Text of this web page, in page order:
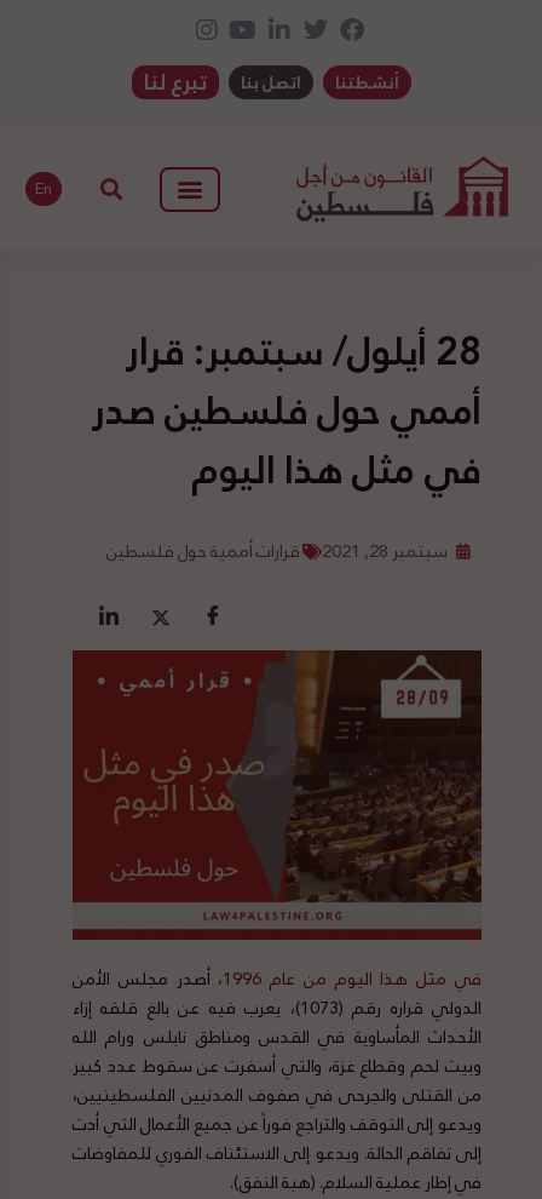
أنشطتنا اتصل بنا تبرع لنا
En
28 أيلول/ سبتمبر: قرار
أممي حول فلسطين صدر
في مثل هذا اليوم
سبتمبر 28, 2021 قرارات أممية حول فلسطين
في مثل هذا اليوم من عام 1996،
أصدر مجلس الأمن
الدولي قراره رقم (1073)، يعرب فيه عن بالغ قلقه إزاء
الأحداث المأساوية في القدس ومناطق نابلس ورام الله
وبيت لحم وقطاع غزة، والتي أسفرت عن سقوط عدد كبير
من القتلى والجرحى في صفوف المدنيين الفلسطينيين،
ويدعو إلى التوقف والتراجع فوراً عن جميع الأعمال التي أدت
إلى تفاقم الحالة. ويدعو إلى الاستئناف الفوري للمفاوضات
في إطار عملية السلام. (هبة النفق).